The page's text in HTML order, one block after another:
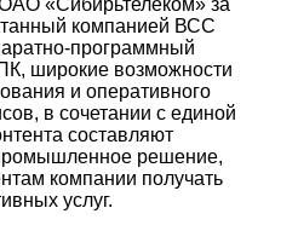
компанией ВСС
программный
широкие возможности
и оперативного
в сочетании с единой
составляют
решение,
компании получать
услуг.